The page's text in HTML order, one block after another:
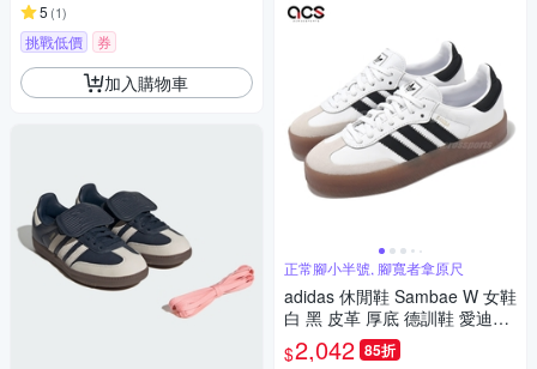
5 (1)
挑戰低價 券
加入購物車
正常腳小半號, 腳寬者拿原尺
adidas 休閒鞋 Sambae W 女鞋
白 黑 皮革 厚底 德訓鞋 愛迪達
JI1349
$2,042 85折